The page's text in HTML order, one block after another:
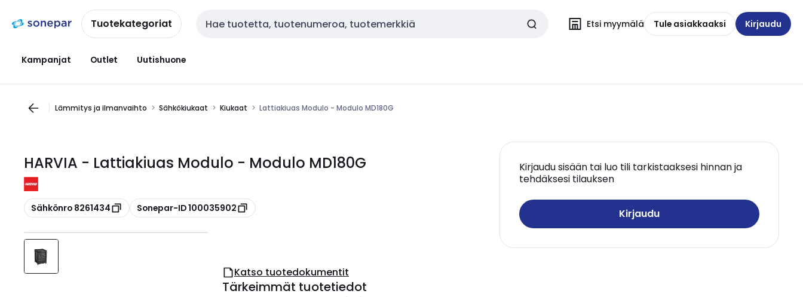
navigointiinsisältöönTuotekategoriat Haku Etsi myymälä Tule asiakkaaksi Kirjaudu
Kampanjat Outlet Uutishuone
Lämmitys ja ilmanvaihto Sähkökiukaat Kiukaat Lattiakiuas Modulo - Modulo MD180G
HARVIA - Lattiakiuas Modulo - Modulo MD180G
Kopioi
Sähkönro 8261434 Kopioi
Sonepar-ID 100035902
Kirjaudu sisään tai luo tili tarkistaaksesi hinnan ja
tehdäksesi tilauksen
Kirjaudu
Katso tuotedokumentit
Tärkeimmät tuotetiedot